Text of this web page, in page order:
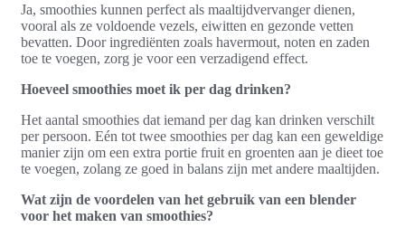
Ja, smoothies kunnen perfect als maaltijdvervanger dienen,
vooral als ze voldoende vezels, eiwitten en gezonde vetten
bevatten. Door ingrediënten zoals havermout, noten en zaden
toe te voegen, zorg je voor een verzadigend effect.
Hoeveel smoothies moet ik per dag drinken?
Het aantal smoothies dat iemand per dag kan drinken verschilt
per persoon. Eén tot twee smoothies per dag kan een geweldige
manier zijn om een extra portie fruit en groenten aan je dieet toe
te voegen, zolang ze goed in balans zijn met andere maaltijden.
Wat zijn de voordelen van het gebruik van een blender
voor het maken van smoothies?